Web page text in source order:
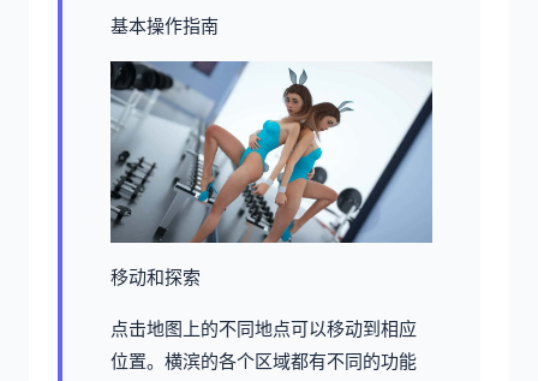
基本操作指南
移动和探索
点击地图上的不同地点可以移动到相应
位置。横滨的各个区域都有不同的功能